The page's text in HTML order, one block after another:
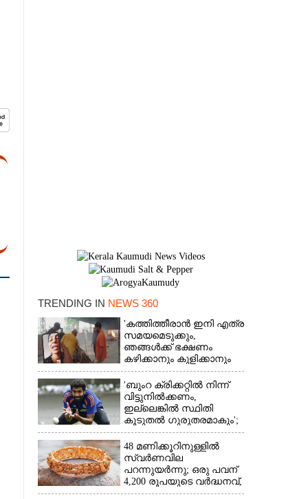
TRENDING IN NEWS 360
'കത്തിത്തീരാൻ ഇനി എത്ര
സമയമെടുക്കും,
ഞങ്ങൾക്ക് ഭക്ഷണം
കഴിക്കാനും കുളിക്കാനും
ഉള്ളതാണ്': അച്ഛന്റെ
സംസ്കാരചടങ്ങിനിടെ
മക്കൾ
'ബുംറ ക്രിക്കറ്റിൽ നിന്ന്
വിട്ടുനിൽക്കണം,
ഇല്ലെങ്കിൽ സ്ഥിതി
കൂടുതൽ ഗുരുതരമാകും';
മുന്നറിയിപ്പുമായി മുൻ
താരം
48 മണിക്കൂറിനുള്ളിൽ
സ്വർണവില
പറന്നുയർന്നു; ഒരു പവന്
4,200 രൂപയുടെ വർദ്ധനവ്,
വിവാഹ സീസണിൽ
×